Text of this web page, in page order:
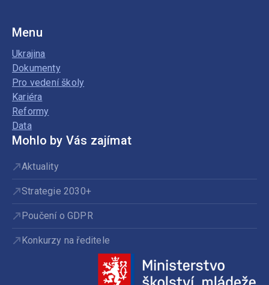
Menu
Ukrajina
Dokumenty
Pro vedení školy
Kariéra
Reformy
Data
Mohlo by Vás zajímat
Aktuality
Strategie 2030+
Poučení o GDPR
Konkurzy na ředitele